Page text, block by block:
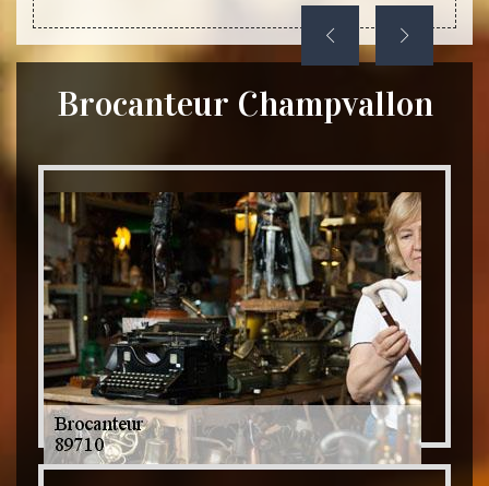
Brocanteur Champvallon